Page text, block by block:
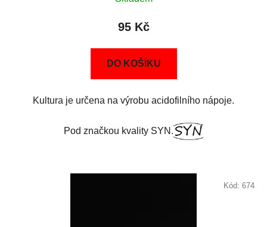
95 Kč
DO KOŠÍKU
Kultura je určena na výrobu acidofilního nápoje.
Pod značkou kvality SYN.
Kód: 674